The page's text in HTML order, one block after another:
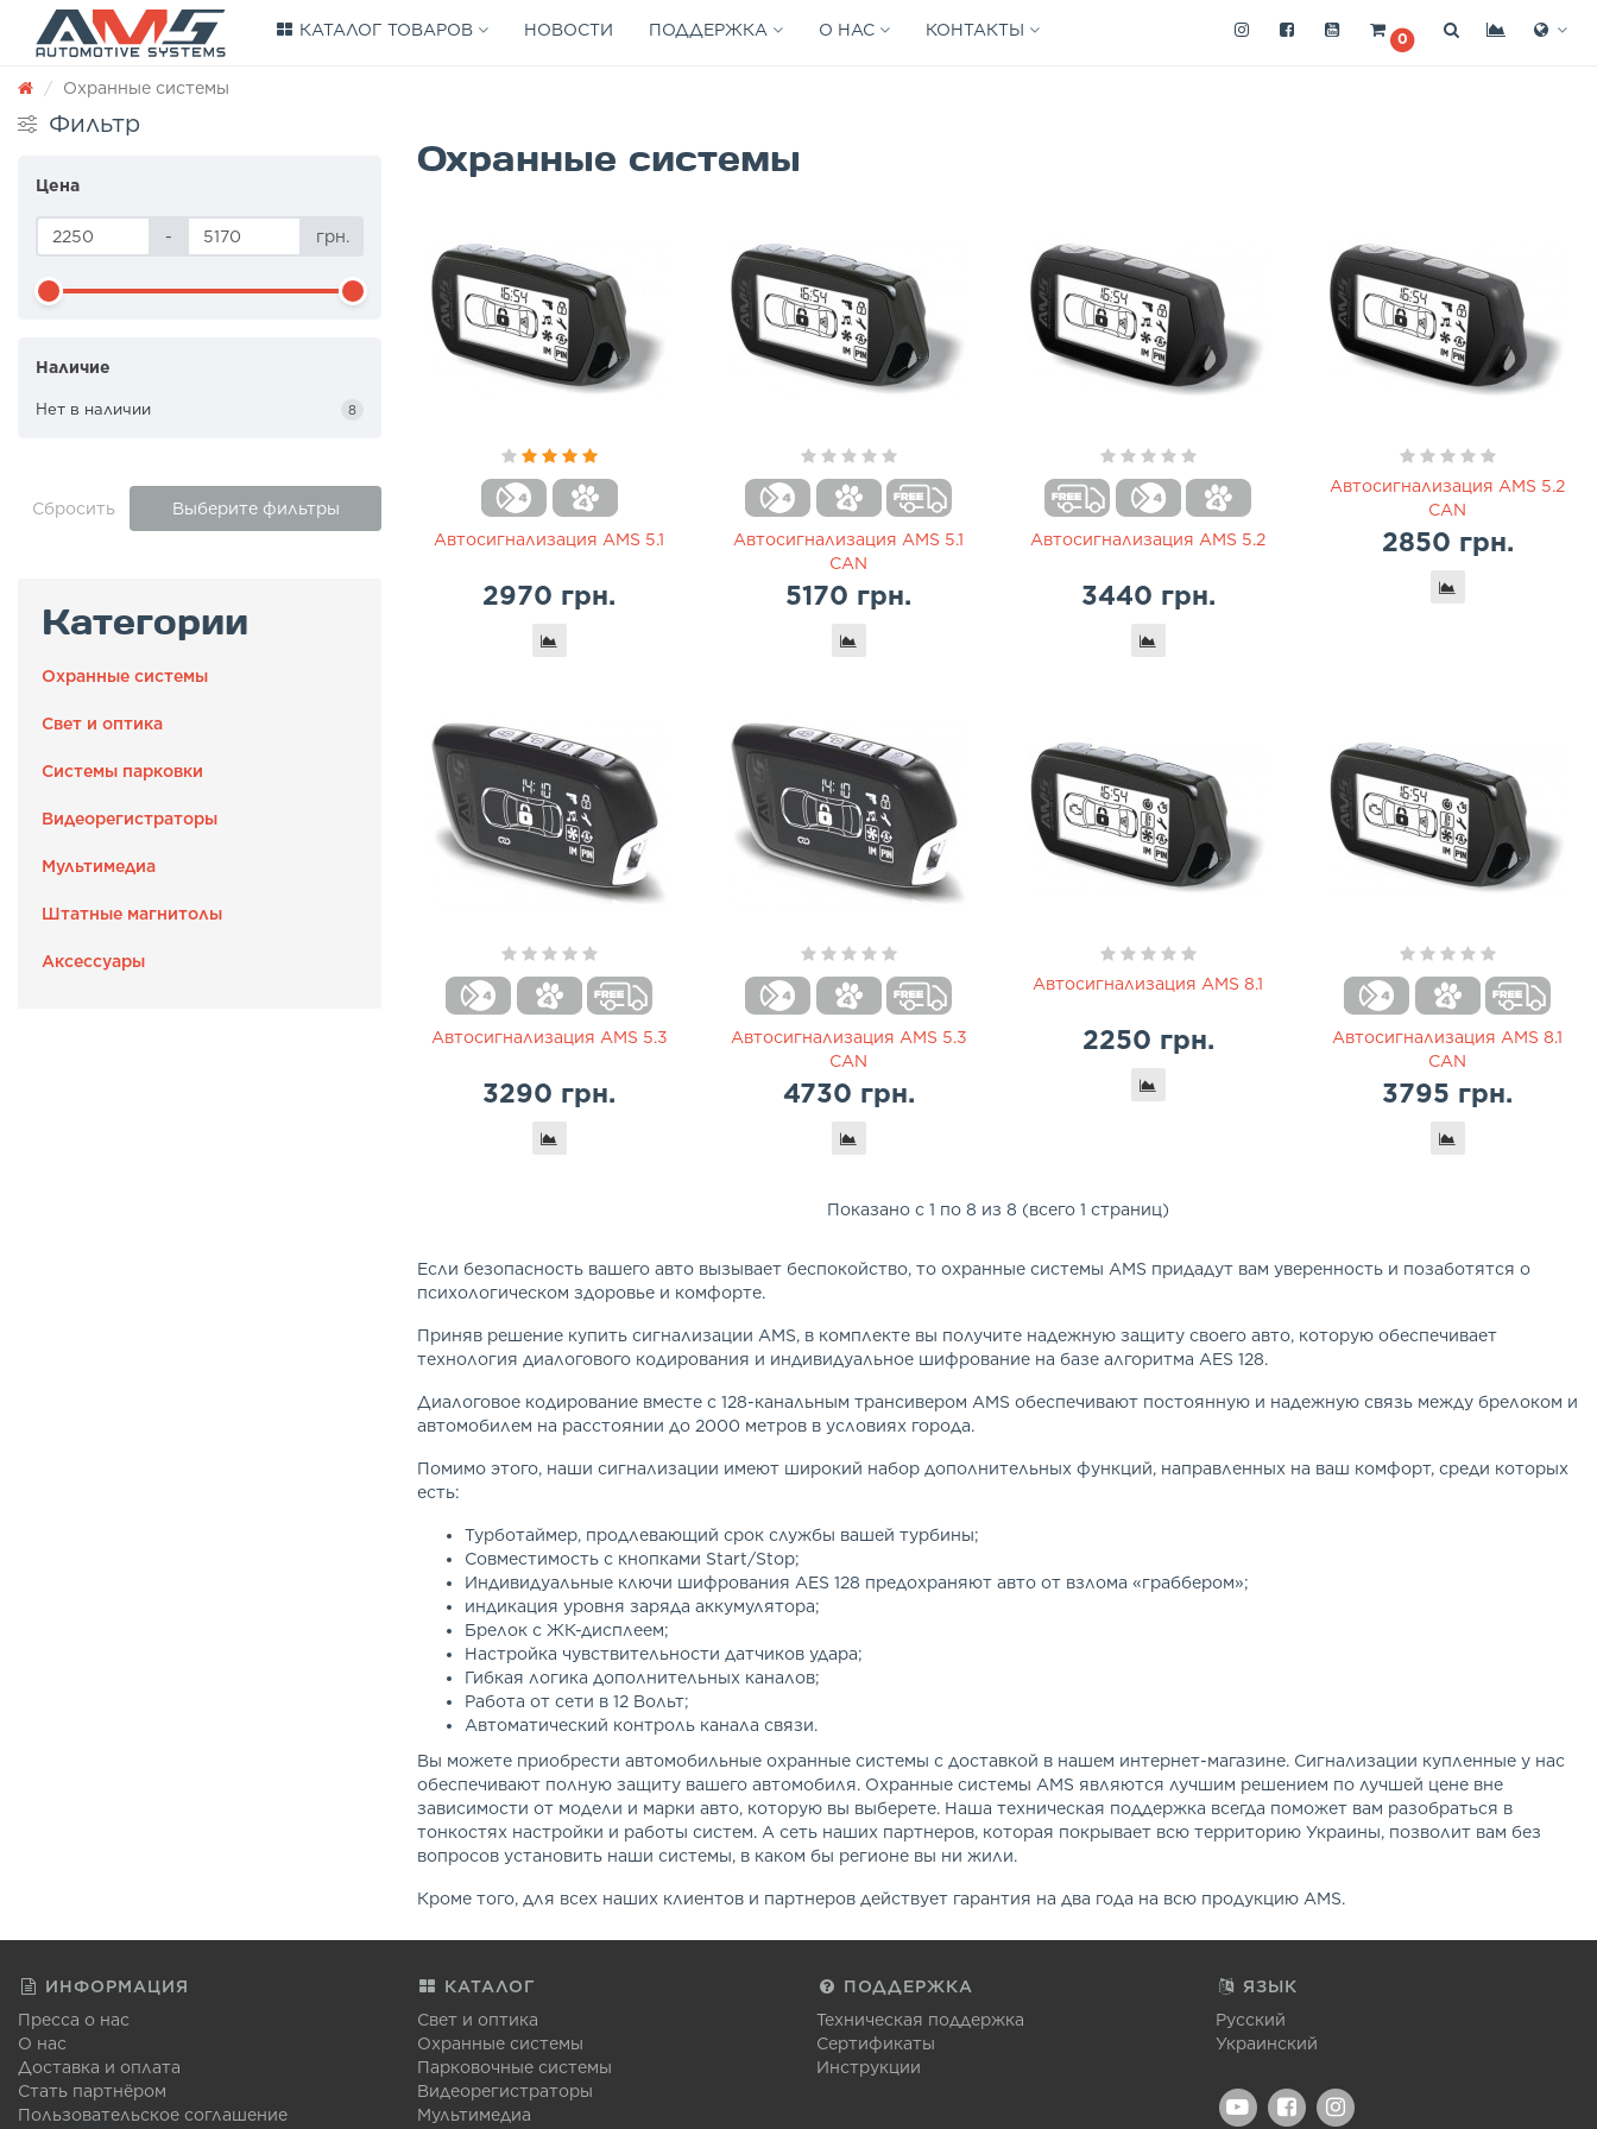
КАТАЛОГ ТОВАРОВ НОВОСТИ ПОДДЕРЖКА О НАС КОНТАКТЫ 0
Охранные системы
Фильтр
Цена
- грн.
Наличие
Нет в наличии 8
Сбросить Выберите фильтры
Категории
Охранные системы
Свет и оптика
Системы парковки
Видеорегистраторы
Мультимедиа
Штатные магнитолы
Аксессуары
Охранные системы
Автосигнализация AMS 5.1
2970 грн.
Автосигнализация AMS 5.1
CAN
5170 грн.
Автосигнализация AMS 5.2
3440 грн.
Автосигнализация AMS 5.2
CAN
2850 грн.
Автосигнализация AMS 5.3
3290 грн.
Автосигнализация AMS 5.3
CAN
4730 грн.
Автосигнализация AMS 8.1
2250 грн.
Автосигнализация AMS 8.1
CAN
3795 грн.
Показано с 1 по 8 из 8 (всего 1 страниц)
Если безопасность вашего авто вызывает беспокойство, то охранные системы AMS придадут вам уверенность и позаботятся о
психологическом здоровье и комфорте.
Приняв решение купить сигнализации AMS, в комплекте вы получите надежную защиту своего авто, которую обеспечивает
технология диалогового кодирования и индивидуальное шифрование на базе алгоритма AES 128.
Диалоговое кодирование вместе с 128-канальным трансивером AMS обеспечивают постоянную и надежную связь между брелоком и
автомобилем на расстоянии до 2000 метров в условиях города.
Помимо этого, наши сигнализации имеют широкий набор дополнительных функций, направленных на ваш комфорт, среди которых
есть:
Турботаймер, продлевающий срок службы вашей турбины;
Совместимость с кнопками Start/Stop;
Индивидуальные ключи шифрования AES 128 предохраняют авто от взлома «граббером»;
индикация уровня заряда аккумулятора;
Брелок с ЖК-дисплеем;
Настройка чувствительности датчиков удара;
Гибкая логика дополнительных каналов;
Работа от сети в 12 Вольт;
Автоматический контроль канала связи.
Вы можете приобрести автомобильные охранные системы с доставкой в нашем интернет-магазине. Сигнализации купленные у нас
обеспечивают полную защиту вашего автомобиля. Охранные системы AMS являются лучшим решением по лучшей цене вне
зависимости от модели и марки авто, которую вы выберете. Наша техническая поддержка всегда поможет вам разобраться в
тонкостях настройки и работы систем. А сеть наших партнеров, которая покрывает всю территорию Украины, позволит вам без
вопросов установить наши системы, в каком бы регионе вы ни жили.
Кроме того, для всех наших клиентов и партнеров действует гарантия на два года на всю продукцию AMS.
ИНФОРМАЦИЯ
Пресса о нас
О нас
Доставка и оплата
Стать партнёром
Пользовательское соглашение
КАТАЛОГ
Свет и оптика
Охранные системы
Парковочные системы
Видеорегистраторы
Мультимедиа
ПОДДЕРЖКА
Техническая поддержка
Сертификаты
Инструкции
ЯЗЫК
Русский
Украинский